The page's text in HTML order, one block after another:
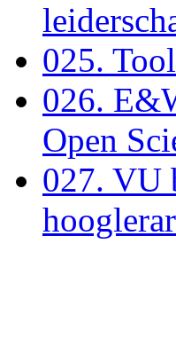
025.
026.
Open
027. VU